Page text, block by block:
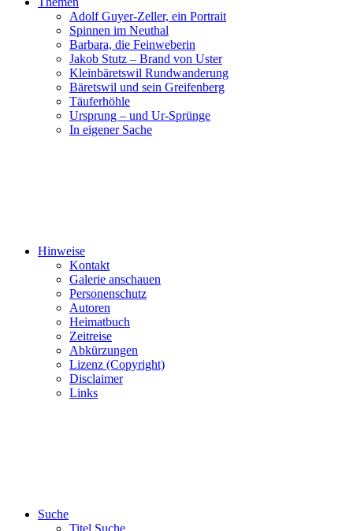
Adolf Guyer-Zeller, ein Portrait
Spinnen im Neuthal
Barbara, die Feinweberin
Jakob Stutz – Brand von Uster
Kleinbäretswil Rundwanderung
Bäretswil und sein Greifenberg
Täuferhöhle
Ursprung – und Ur-Sprünge
In eigener Sache
Hinweise
Kontakt
Galerie anschauen
Personenschutz
Autoren
Heimatbuch
Zeitreise
Abkürzungen
Lizenz (Copyright)
Disclaimer
Links
Suche
Titel Suche